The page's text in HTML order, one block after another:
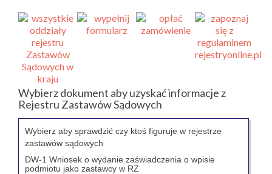
Wybierz dokument aby uzyskać informacje z
Rejestru Zastawów Sądowych
Wybierz aby sprawdzić czy ktoś figuruje w rejestrze
zastawów sądowych
DW-1 Wniosek o wydanie zaświadczenia o wpisie
podmiotu jako zastawcy w RZ